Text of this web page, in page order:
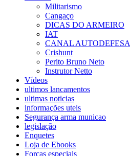
Militarismo
Cangaço
DICAS DO ARMEIRO
IAT
CANAL AUTODEFESA
Crishunt
Perito Bruno Neto
Instrutor Netto
Vídeos
ultimos lancamentos
ultimas noticias
informações uteis
Segurança arma municao
legislação
Enquetes
Loja de Ebooks
Forças especiais